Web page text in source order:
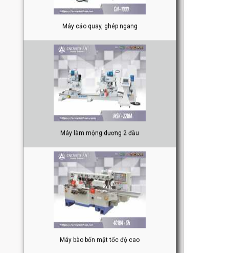
Máy làm mộng dương 2 đầu
Máy bào bốn mặt tốc độ cao